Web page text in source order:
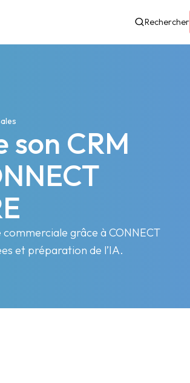
Rechercher
son CRM
grâce à CONNECT
et préparation de l’IA.